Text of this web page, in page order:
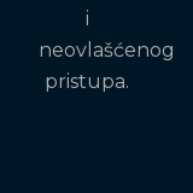
i
neovlašćenog
pristupa.